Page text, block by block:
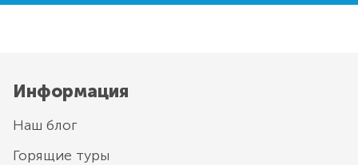
Информация
Наш блог
Горящие туры